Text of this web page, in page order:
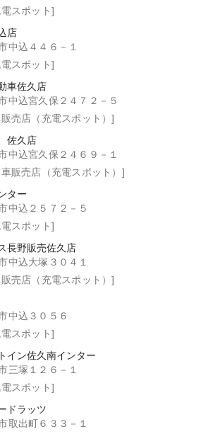
スポット]
店
中込４４６－１
スポット]
車佐久店
中込宮久保２４７２－５
売店（充電スポット）]
佐久店
中込宮久保２４６９－１
販売店（充電スポット）]
ター
中込２５７２－５
スポット]
長野販売佐久店
中込大塚３０４１
売店（充電スポット）]
中込３０５６
スポット]
イン佐久南インター
三塚１２６－１
スポット]
ドラッツ
取出町６３３－１